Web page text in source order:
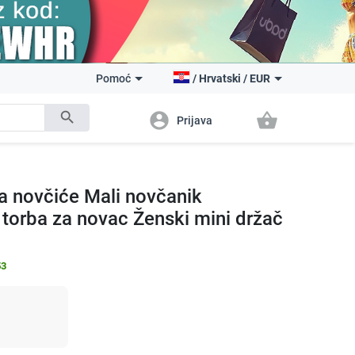
search
Pomoć / Hrvatski / EUR
account_circle Prijava shopping_basket
novčiće Mali novčanik
za novac Ženski mini držač